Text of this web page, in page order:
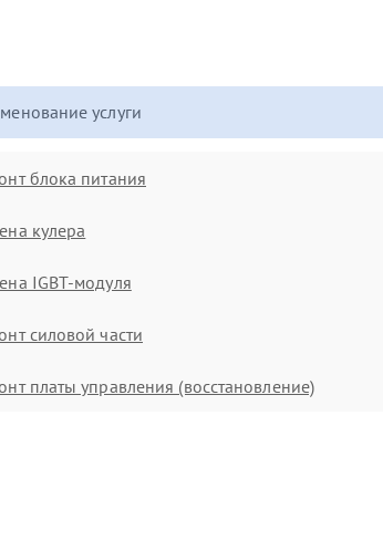
услуги
блока питания
кулера
IGBT-модуля
силовой части
платы управления (восстановление)